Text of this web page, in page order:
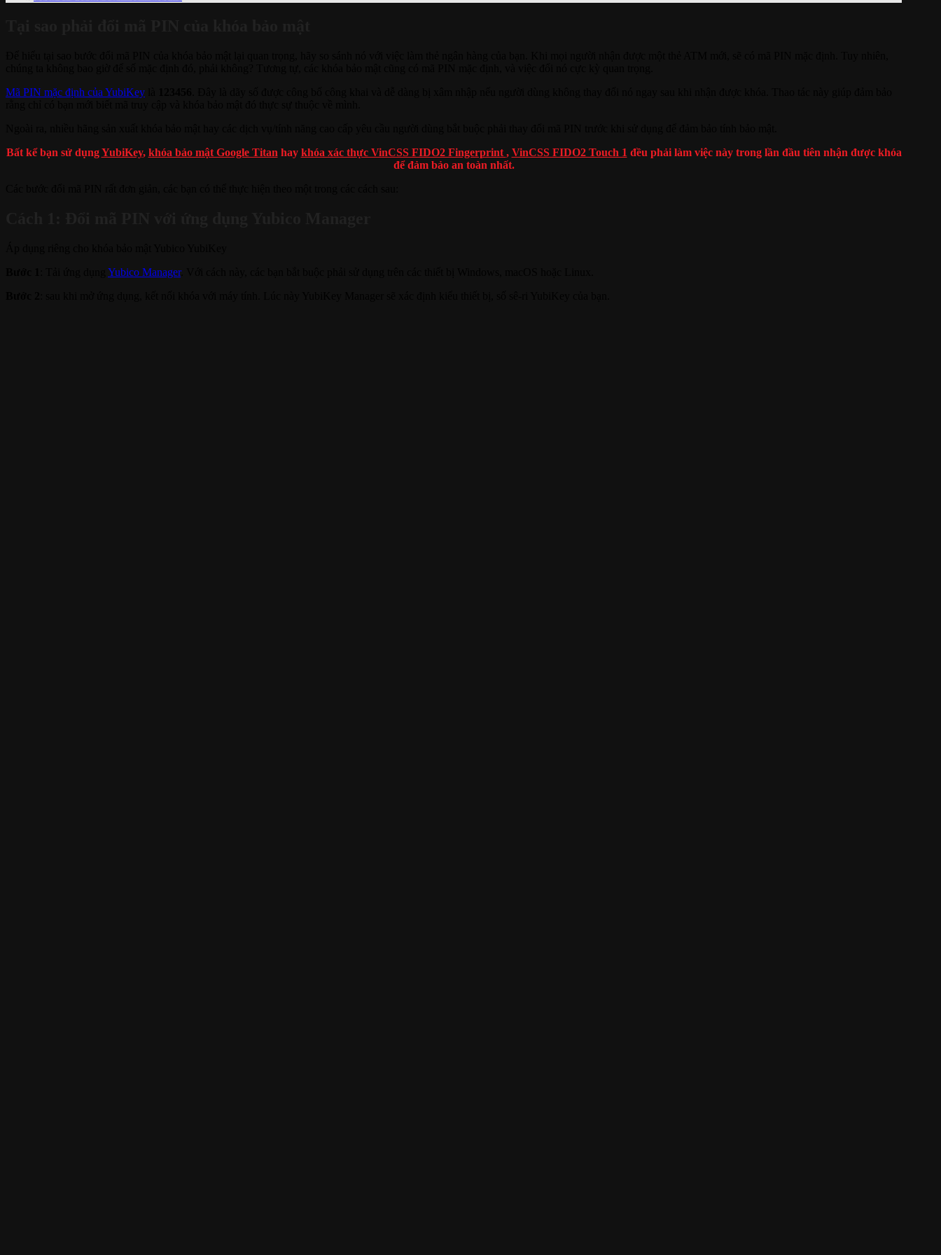
Mã PIN mặc định của YubiKey
Bất kể bạn sử dụngYubiKey, khóa bảo mật Google Titan hay khóa xác thực VinCSS FIDO2 Fingerprint , VinCSS FIDO2 Touch 1 đều phải làm việc này trong lần đầu tiên nhận được khóa
để đảm bảo an toàn nhất.
Yubico Manager. Với cách này, các bạn bắt buộc phải sử dụng trên các thiết bị Windows, macOS hoặc Linux.